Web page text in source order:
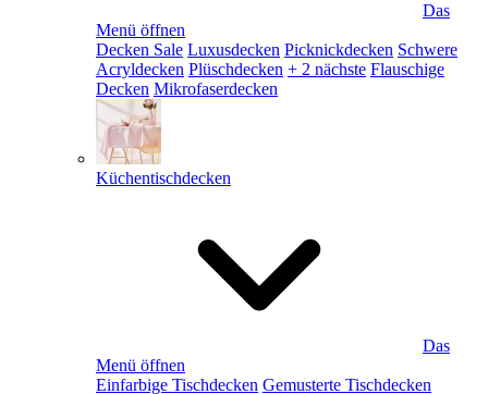
Das
Menü öffnen
Decken Sale Luxusdecken Picknickdecken Schwere
Acryldecken Plüschdecken + 2 nächste Flauschige
Decken Mikrofaserdecken
Küchentischdecken
Das
Menü öffnen
Einfarbige Tischdecken Gemusterte Tischdecken